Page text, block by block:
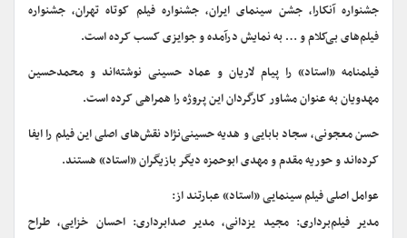
جشنواره آنکارا، جشن سینمای ایران، جشنواره فیلم کوتاه تهران، جشنواره‌
فیلم‌های بی‌کلام و … به نمایش درآمده و جوایزی کسب کرده است.
فیلمنامه‌ «استاد» را پیام لاریان و عماد حسینی نوشته‌اند و محمدحسین
مهدویان به عنوان مشاور کارگردان این پروژه را همراهی کرده است.
حسن معجونی، سجاد بابایی و هدیه حسینی‌نژاد نقش‌های اصلی این فیلم را ایفا
کرده‌اند و حوریه مقدم و مهدی ابوحمزه دیگر بازیگران «استاد» هستند.
عوامل اصلی فیلم سینمایی «استاد» عبارتند از:
مدیر فیلم‌برداری: مجید یزدانی، مدیر صدابرداری: احسان خزایی، طراح